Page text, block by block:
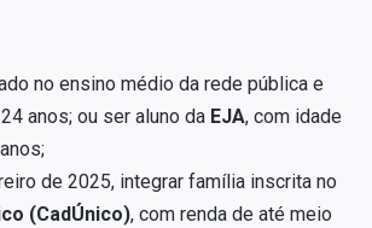
no ensino médio da rede pública e
anos; ou ser aluno da EJA, com idade
de 2025, integrar família inscrita no
(CadÚnico), com renda de até meio